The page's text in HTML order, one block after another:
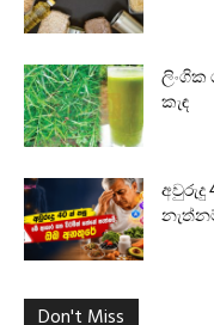
ලිංගික
කැඳ
අවුරුදු
Don't Miss